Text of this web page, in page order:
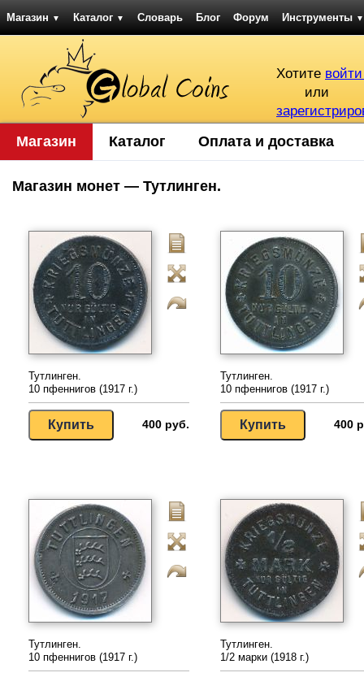
Магазин ▼ Каталог ▼ Словарь Блог Форум Инструменты ▼
Хотите
или
Магазин Каталог Оплата и доставка
Магазин монет — Тутлинген.
Тутлинген.
10 пфеннигов (1917 г.)
400 руб.
Тутлинген.
10 пфеннигов (1917 г.)
400
Тутлинген.
10 пфеннигов (1917 г.)
Тутлинген.
1/2 марки (1918 г.)